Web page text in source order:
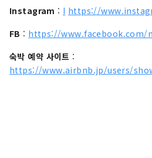
Instagram : I https://
FB : https://www.facebook.com/
숙박 예약 사이트 :
https://www.airbnb.jp/users/